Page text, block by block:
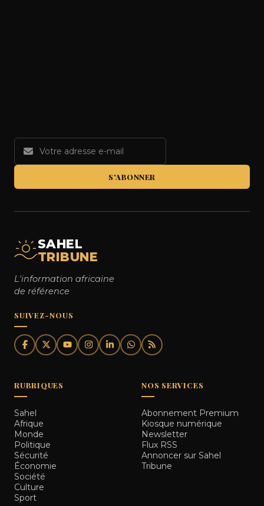
S'ABONNER
SAHEL
TRIBUNE
L'information africaine
de référence
SUIVEZ-NOUS
RUBRIQUES
Sahel
Afrique
Monde
Politique
Sécurité
Économie
Société
Culture
Sport
NOS SERVICES
Abonnement Premium
Kiosque numérique
Newsletter
Flux RSS
Annoncer sur Sahel
Tribune